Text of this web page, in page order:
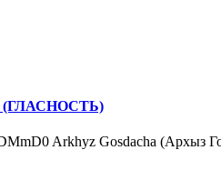
(ГЛАСНОСТЬ)
Arkhyz Gosdacha (Архыз